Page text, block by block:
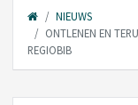
NIEUWS
ONTLENEN EN
REGIOBIB